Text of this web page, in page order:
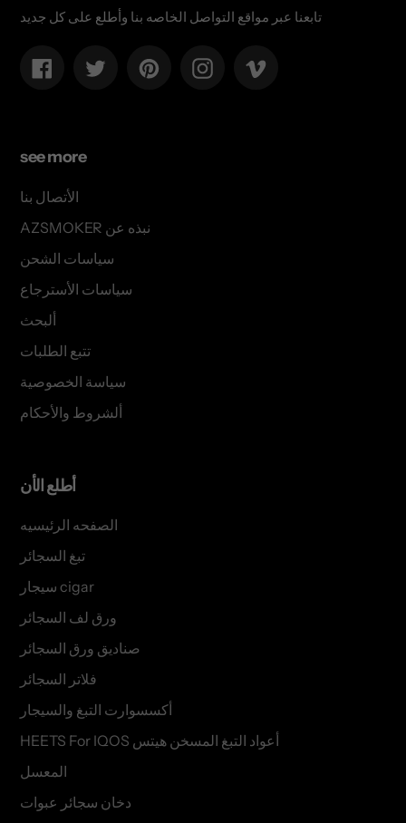
تابعنا عبر مواقع التواصل الخاصه بنا وأطلع على كل جديد
Facebook Twitter PinterestInstagram
see more
الأتصال بنا
AZSMOKER نبذه عن
سياسات الشحن
سياسات الأسترجاع
ألبحث
تتبع الطلبات
سياسة الخصوصية
ألشروط والأحكام
أطلع الأن
الصفحه الرئيسيه
تبغ السجائر
سيجار cigar
ورق لف السجائر
صناديق ورق السجائر
فلاتر السجائر
أكسسوارت التبغ والسيجار
HEETS For IQOS أعواد التبغ المسخن هيتس
المعسل
دخان سجائر عبوات